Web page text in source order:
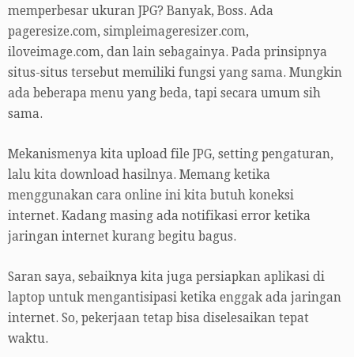
memperbesar ukuran JPG? Banyak, Boss. Ada
pageresize.com, simpleimageresizer.com,
iloveimage.com, dan lain sebagainya. Pada prinsipnya
situs-situs tersebut memiliki fungsi yang sama. Mungkin
ada beberapa menu yang beda, tapi secara umum sih
sama.
Mekanismenya kita upload file JPG, setting pengaturan,
lalu kita download hasilnya. Memang ketika
menggunakan cara online ini kita butuh koneksi
internet. Kadang masing ada notifikasi error ketika
jaringan internet kurang begitu bagus.
Saran saya, sebaiknya kita juga persiapkan aplikasi di
laptop untuk mengantisipasi ketika enggak ada jaringan
internet. So, pekerjaan tetap bisa diselesaikan tepat
waktu.